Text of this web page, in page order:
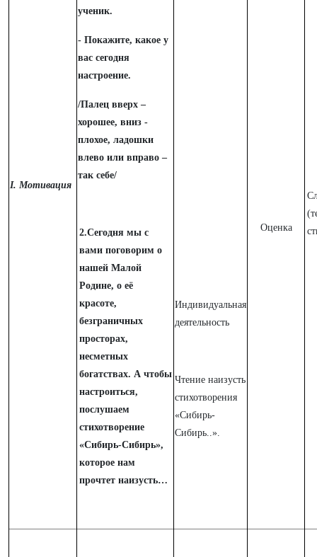
I. Мотивация
ученик.
- Покажите, какое у
вас сегодня
настроение.
/Палец вверх –
хорошее, вниз -
плохое, ладошки
влево или вправо –
так себе/
2.Сегодня мы с
вами поговорим о
нашей Малой
Родине, о её
красоте,
безграничных
просторах,
несметных
богатствах. А чтобы
настроиться,
послушаем
стихотворение
«Сибирь-Сибирь»,
которое нам
прочтет наизусть…
Индивидуальная
деятельность
Чтение наизусть
стихотворения
«Сибирь-
Сибирь..».
Оценка